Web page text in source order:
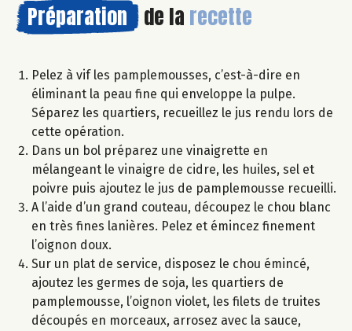
Préparation de la recette
Pelez à vif les pamplemousses, c’est-à-dire en
éliminant la peau fine qui enveloppe la pulpe.
Séparez les quartiers, recueillez le jus rendu lors de
cette opération.
Dans un bol préparez une vinaigrette en
mélangeant le vinaigre de cidre, les huiles, sel et
poivre puis ajoutez le jus de pamplemousse recueilli.
A l’aide d’un grand couteau, découpez le chou blanc
en très fines lanières. Pelez et émincez finement
l’oignon doux.
Sur un plat de service, disposez le chou émincé,
ajoutez les germes de soja, les quartiers de
pamplemousse, l’oignon violet, les filets de truites
découpés en morceaux, arrosez avec la sauce,